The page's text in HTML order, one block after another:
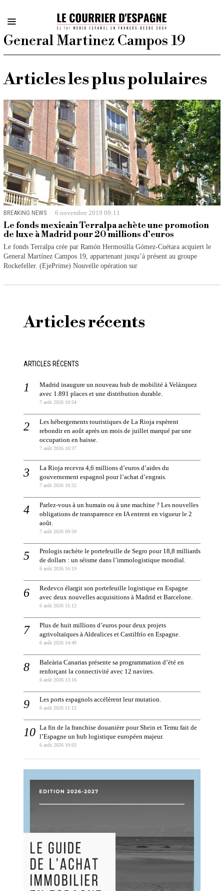
General Martinez Campos 19
Articles les plus polulaires
BREAKING NEWS 6 novembre 2019 09:11
Le fonds mexicain Terralpa achète une promotion
de luxe à Madrid pour 20 millions d’euros
Le fonds Terralpa crée par Ramón Hermosilla Gómez-Cuétara acquiert le
General Martínez Campos 19, appartenant jusqu’à présent au groupe
Rockefeller. (EjePrime) Nouvelle opération sur
Articles récents
ARTICLES RÉCENTS
Madrid inaugure un nouveau hub de mobilité à Velázquez
avec 1.891 places et une distribution durable.
7 août 2026 10:54
Les hébergements touristiques de La Rioja espèrent
rebondir en août après un mois de juillet marqué par une
occupation en baisse.
7 août 2026 10:37
La Rioja recevra 4,6 millions d’euros d’aides du
gouvernement espagnol pour l’achat d’engrais.
7 août 2026 10:32
Parlez-vous à un humain ou à une machine ? Les nouvelles
obligations de transparence en IA entrent en vigueur le 2
août.
7 août 2026 09:59
Prologis rachète le portefeuille de Segro pour 18,8 milliards
de dollars : un séisme dans l’immologistique mondial.
6 août 2026 16:19
Redevco élargit son portefeuille logistique en Espagne
avec deux nouvelles acquisitions à Madrid et Barcelone.
6 août 2026 15:12
Plus de huit millions d’euros pour deux projets
agrivoltaïques à Aldealices et Castilfrío en Espagne.
6 août 2026 14:49
Baleària Canarias présente sa programmation d’été en
renforçant la connectivité avec 12 navires.
6 août 2026 13:16
Les ports espagnols accélèrent leur mutation.
6 août 2026 11:12
La fin de la franchise douanière pour Shein et Temu fait de
l’Espagne un hub logistique européen majeur.
6 août 2026 10:03